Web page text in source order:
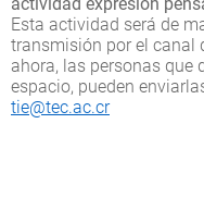
Esta actividad será de
transmisión por el canal
ahora, las personas que
espacio, pueden
tie@tec.ac.cr